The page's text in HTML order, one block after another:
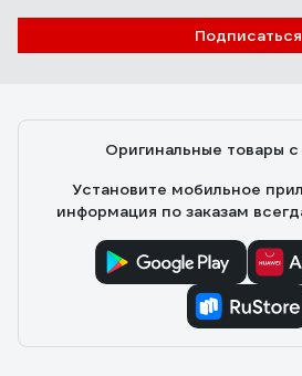
Подписаться
Оригинальные товары с
Установите мобильное
информация по заказам